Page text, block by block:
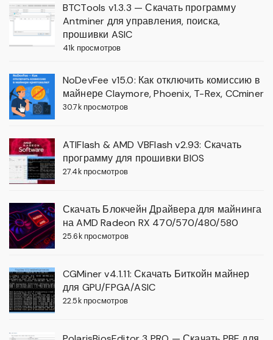
BTCTools v1.3.3 — Скачать программу
Antminer для управления, поиска,
прошивки ASIC
41k просмотров
NoDevFee v15.0: Как отключить комиссию в
майнере Claymore, Phoenix, T-Rex, CCminer
30.7k просмотров
ATIFlash & AMD VBFlash v2.93: Скачать
программу для прошивки BIOS
27.4k просмотров
Скачать Блокчейн Драйвера для майнинга
на AMD Radeon RX 470/570/480/580
25.6k просмотров
CGMiner v4.1.11: Скачать Биткойн майнер
для GPU/FPGA/ASIC
22.5k просмотров